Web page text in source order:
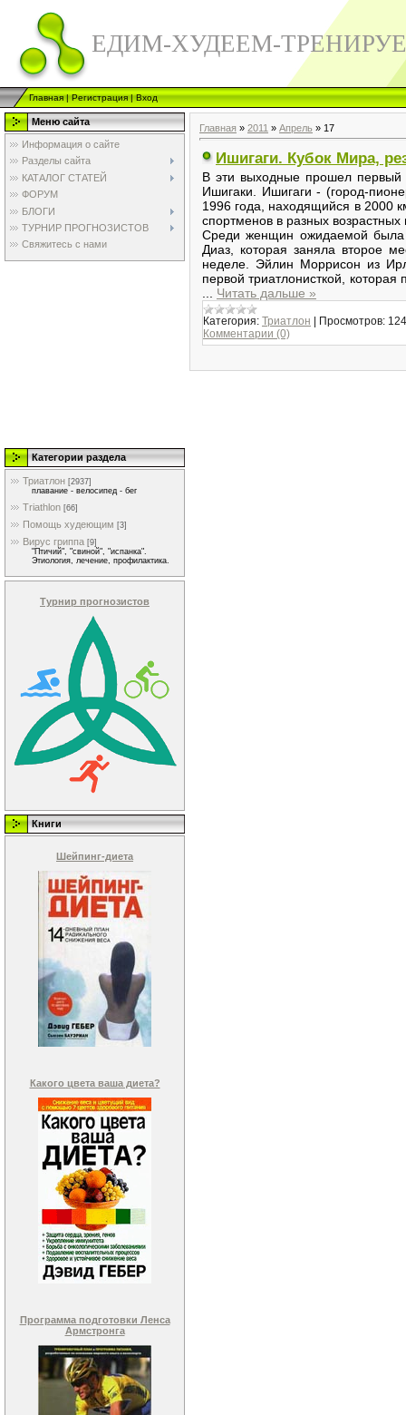
ЕДИМ-ХУДЕЕМ-
Главная|Регистрация|Вход
Меню сайта
Информация о сайте
Разделы сайта
КАТАЛОГ СТАТЕЙ
ФОРУМ
БЛОГИ
ТУРНИР ПРОГНОЗИСТОВ
Свяжитесь с нами
Категории раздела
Триатлон [2937]
плавание - велосипед - бег
Triathlon [66]
Помощь худеющим [3]
Вирус гриппа [9]
"Птичий", "свиной", "испанка".
Этиология, лечение, профилактика.
Турнир прогнозистов
Книги
Шейпинг-диета
Какого цвета ваша диета?
Программа подготовки Ленса
Армстронга
Главная » 2011 » Апрель » 17
Ишигаги. Кубок Мира,
В эти выходные прошел первый
Ишигаки. Ишигаги - (город-
1996 года, находящийся в 2000
спортменов в разных возрастных
Среди женщин ожидаемой была
Диаз, которая заняла второе
неделе. Эйлин Моррисон из
первой триатлонисткой,
Читать дальше »
Категория: Триатлон | Просмотров:
Комментарии (0)